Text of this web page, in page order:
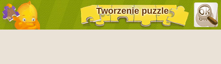
Tworzenie puzzle